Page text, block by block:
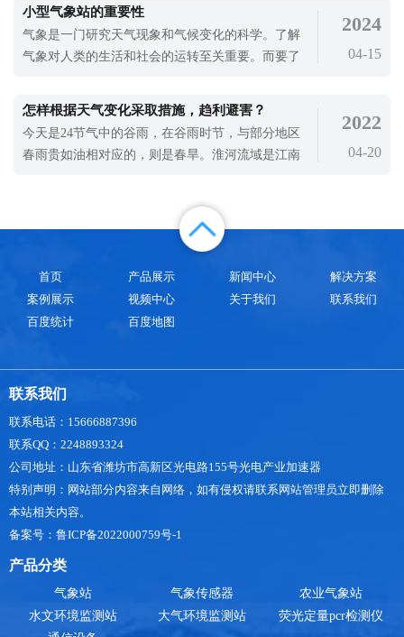
速风向对我们城市建设有重要的影响，所以使用便
携式风速风向仪对城市建设有重要的意义。便携式
风速风向仪/手持气象仪如何使用?便携式
小型气象站的重要性
气象是一门研究天气现象和气候变化的科学。了解
气象对人类的生活和社会的运转至关重要。而要了
型气象站不同于传统的大型气象观测站，它们通常
是一站式设计，安装便携获取数据简单，小型气象
站能精确测量一系列气象数据，如温度、
2024
04-15
怎样根据天气变化采取措施，趋利避害？
今天是24节气中的谷雨，在谷雨时节，与部分地区
春雨贵如油相对应的，则是春旱。淮河流域是江南
加渴望一场透雨的滋润。对于这些地区来说，下一
场透雨滋润大地，可谓“贵重如油”。虽然谷雨时节
2022
04-20
首页 产品展示 新闻中心
解决方案
案例展示
视频中心 关于我们
联系我们
百度统计
百度地图
联系我们
联系电话：15666887396
联系QQ：2248893324
公司地址：山东省潍坊市高新区光电路155号光电产业加速器
特别声明：网站部分内容来自网络，如有侵权请联系网站管理员立即删除
本站相关内容。
备案号：鲁ICP备2022000759号-1
产品分类
气象站 气象传感器
农业气象站
水文环境监测站
大气环境监测站
荧光定量pcr检测仪